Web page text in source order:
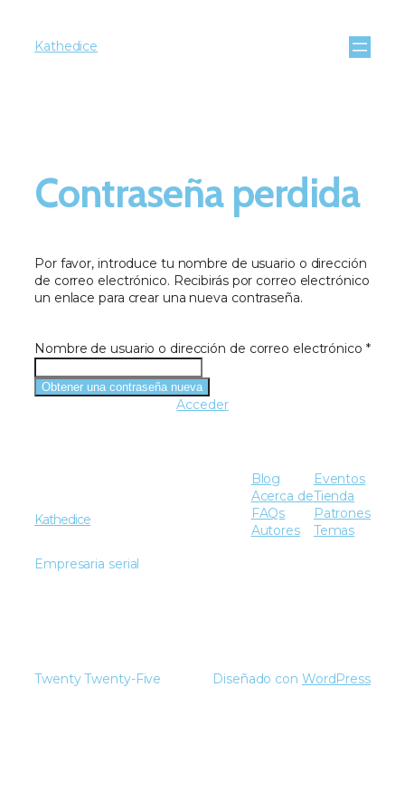
Kathedice
Contraseña perdida
Por favor, introduce tu nombre de usuario o dirección
de correo electrónico. Recibirás por correo electrónico
un enlace para crear una nueva contraseña.
Nombre de usuario o dirección de correo electrónico *
Acceder
Kathedice
Empresaria serial
Blog
Acerca de
FAQs
Autores
Eventos
Tienda
Patrones
Temas
Twenty Twenty-Five Diseñado con WordPress